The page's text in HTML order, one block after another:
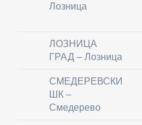
Лозница
ЛОЗНИЦА
ГРАД – Лозница
СМЕДЕРЕВСКИ
ШК –
Смедерево